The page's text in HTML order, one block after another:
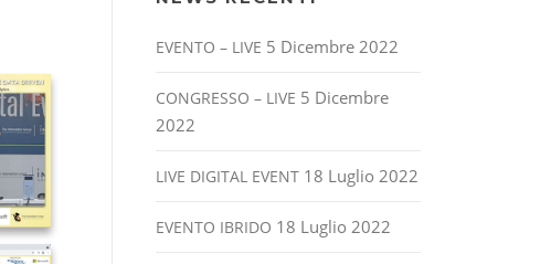
EVENTO – LIVE 5 Dicembre 2022
CONGRESSO – LIVE 5 Dicembre
2022
LIVE DIGITAL EVENT 18 Luglio 2022
EVENTO IBRIDO 18 Luglio 2022